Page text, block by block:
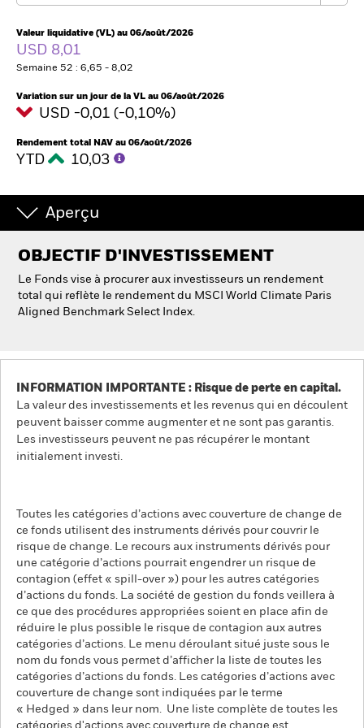
Intermédiaires financiers
France
Change location
BlackRock
Valeur liquidative (VL) au 06/août/2026
USD 8,01
Semaine 52 : 6,65 - 8,02
Variation sur un jour de la VL au 06/août/2026
USD -0,01 (-0,10%)
Rendement total NAV au 06/août/2026
YTD 10,03
Aperçu
OBJECTIF D'INVESTISSEMENT
Le Fonds vise à procurer aux investisseurs un rendement
total qui reflète le rendement du MSCI World Climate Paris
Aligned Benchmark Select Index.
INFORMATION IMPORTANTE : Risque de perte en capital.
La valeur des investissements et les revenus qui en découlent
peuvent baisser comme augmenter et ne sont pas garantis.
Les investisseurs peuvent ne pas récupérer le montant
initialement investi.
Toutes les catégories d’actions avec couverture de change de
ce fonds utilisent des instruments dérivés pour couvrir le
risque de change. Le recours aux instruments dérivés pour
une catégorie d’actions pourrait engendrer un risque de
contagion (effet « spill-over ») pour les autres catégories
d’actions du fonds. La société de gestion du fonds veillera à
ce que des procédures appropriées soient en place afin de
réduire le plus possible le risque de contagion aux autres
catégories d’actions. Le menu déroulant situé juste sous le
nom du fonds vous permet d’afficher la liste de toutes les
catégories d’actions du fonds. Les catégories d’actions avec
couverture de change sont indiquées par le terme
« Hedged » dans leur nom. Une liste complète de toutes les
catégories d'actions avec couverture de change est